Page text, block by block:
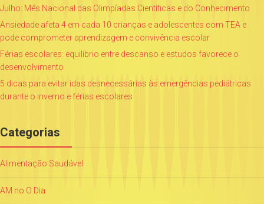
Julho: Mês Nacional das Olimpíadas Científicas e do Conhecimento
Ansiedade afeta 4 em cada 10 crianças e adolescentes com TEA e
pode comprometer aprendizagem e convivência escolar
Férias escolares: equilíbrio entre descanso e estudos favorece o
desenvolvimento
5 dicas para evitar idas desnecessárias às emergências pediátricas
durante o inverno e férias escolares
Categorias
Alimentação Saudável
AM no O Dia